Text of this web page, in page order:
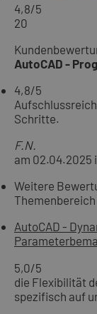
4,8/5
20
AutoCAD -
4,8/5
Schritte.
F.N.
am 02.04.2025
Weitere
Themenbereich
AutoCAD -
5,0/5
die Flexibilität
spezifisch auf